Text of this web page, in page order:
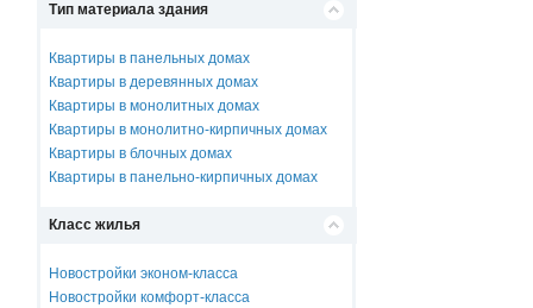
Тип материала здания
Квартиры в панельных домах
Квартиры в деревянных домах
Квартиры в монолитных домах
Квартиры в монолитно-кирпичных домах
Квартиры в блочных домах
Квартиры в панельно-кирпичных домах
Класс жилья
Новостройки эконом-класса
Новостройки комфорт-класса